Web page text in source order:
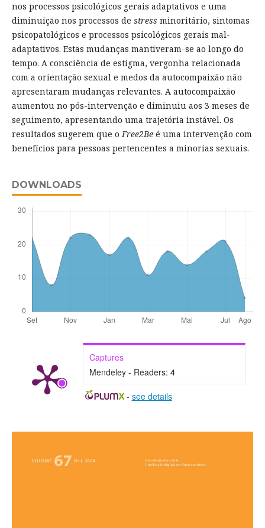
nos processos psicológicos gerais adaptativos e uma
diminuição nos processos de stress minoritário, sintomas
psicopatológicos e processos psicológicos gerais mal-
adaptativos. Estas mudanças mantiveram-se ao longo do
tempo. A consciência de estigma, vergonha relacionada
com a orientação sexual e medos da autocompaixão não
apresentaram mudanças relevantes. A autocompaixão
aumentou no pós-intervenção e diminuiu aos 3 meses de
seguimento, apresentando uma trajetória instável. Os
resultados sugerem que oFree2Be é uma intervenção com
benefícios para pessoas pertencentes a minorias sexuais.
DOWNLOADS
Captures
Mendeley - Readers: 4
- see details